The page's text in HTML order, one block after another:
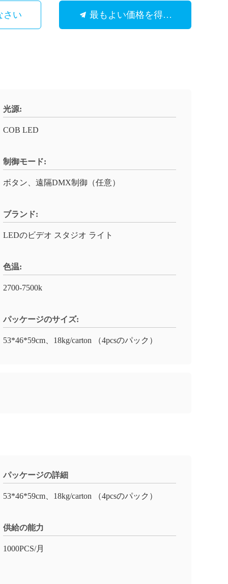
さい 最もよい価格を得なさい
光源:
COB LED
制御モード:
ボタン、遠隔DMX制御（任意）
ブランド:
LEDのビデオ スタジオ ライト
色温:
2700-7500k
パッケージのサイズ:
53*46*59cm、18kg/carton （4pcsのパック）
パッケージの詳細
53*46*59cm、18kg/carton （4pcsのパック）
供給の能力
1000PCS/月